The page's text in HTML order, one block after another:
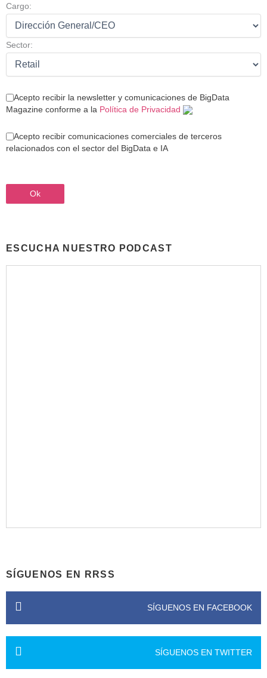
Cargo:
Sector:
Acepto recibir la newsletter y comunicaciones de BigData
Magazine conforme a la Política de Privacidad
Acepto recibir comunicaciones comerciales de terceros
relacionados con el sector del BigData e IA
ESCUCHA NUESTRO PODCAST
SÍGUENOS EN RRSS
SÍGUENOS EN FACEBOOK
SÍGUENOS EN TWITTER